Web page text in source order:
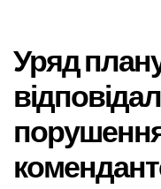
Уряд